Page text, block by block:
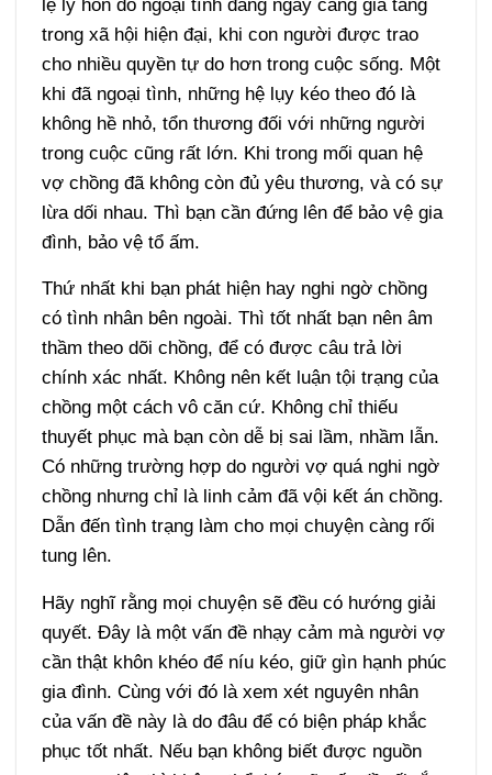
lệ ly hôn do ngoại tình đang ngày càng gia tăng
trong xã hội hiện đại, khi con người được trao
cho nhiều quyền tự do hơn trong cuộc sống. Một
khi đã ngoại tình, những hệ lụy kéo theo đó là
không hề nhỏ, tổn thương đối với những người
trong cuộc cũng rất lớn. Khi trong mối quan hệ
vợ chồng đã không còn đủ yêu thương, và có sự
lừa dối nhau. Thì bạn cần đứng lên để bảo vệ gia
đình, bảo vệ tổ ấm.
Thứ nhất khi bạn phát hiện hay nghi ngờ chồng
có tình nhân bên ngoài. Thì tốt nhất bạn nên âm
thầm theo dõi chồng, để có được câu trả lời
chính xác nhất. Không nên kết luận tội trạng của
chồng một cách vô căn cứ. Không chỉ thiếu
thuyết phục mà bạn còn dễ bị sai lầm, nhầm lẫn.
Có những trường hợp do người vợ quá nghi ngờ
chồng nhưng chỉ là linh cảm đã vội kết án chồng.
Dẫn đến tình trạng làm cho mọi chuyện càng rối
tung lên.
Hãy nghĩ rằng mọi chuyện sẽ đều có hướng giải
quyết. Đây là một vấn đề nhạy cảm mà người vợ
cần thật khôn khéo để níu kéo, giữ gìn hạnh phúc
gia đình. Cùng với đó là xem xét nguyên nhân
của vấn đề này là do đâu để có biện pháp khắc
phục tốt nhất. Nếu bạn không biết được nguồn